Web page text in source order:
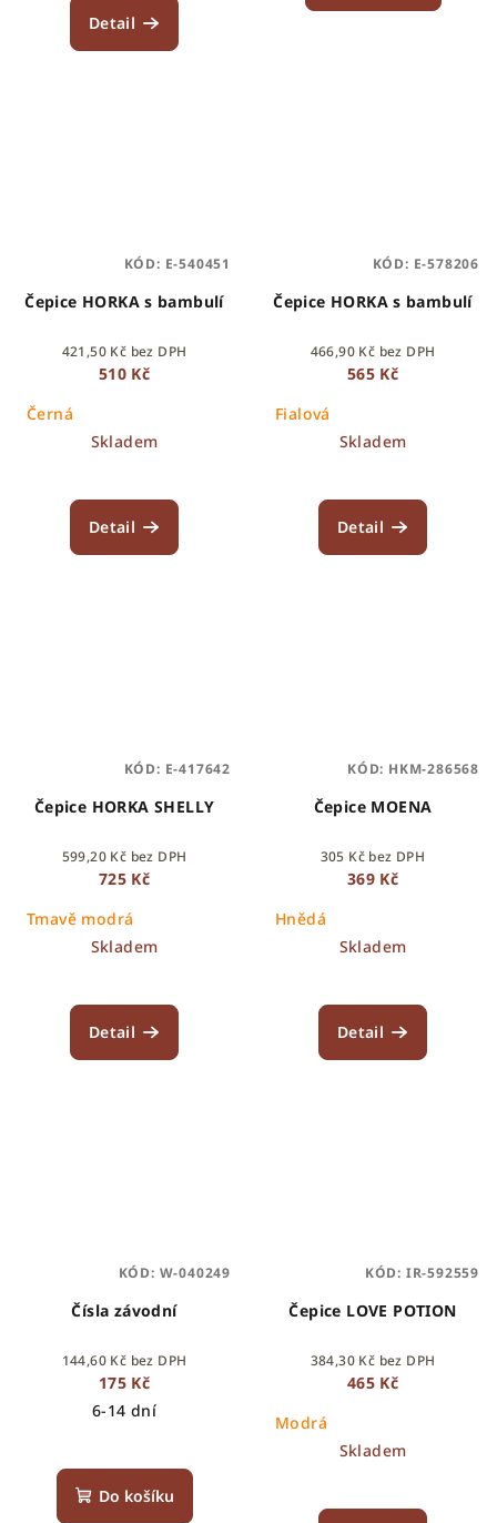
Detail
Čepice HORKA s bambulí
421,50 Kč bez DPH
510 Kč
Černá
Skladem
Detail
KÓD: E-540451
Čepice HORKA s bambulí
466,90 Kč bez DPH
565 Kč
Fialová
Skladem
Detail
KÓD: E-578206
Čepice HORKA SHELLY
599,20 Kč bez DPH
725 Kč
Tmavě modrá
Skladem
Detail
KÓD: E-417642
Čepice MOENA
305 Kč bez DPH
369 Kč
Hnědá
Skladem
Detail
KÓD: HKM-286568
Čísla závodní
144,60 Kč bez DPH
175 Kč
6-14 dní
Do košíku
KÓD: W-040249
Čepice LOVE POTION
384,30 Kč bez DPH
465 Kč
Modrá
Skladem
KÓD: IR-592559